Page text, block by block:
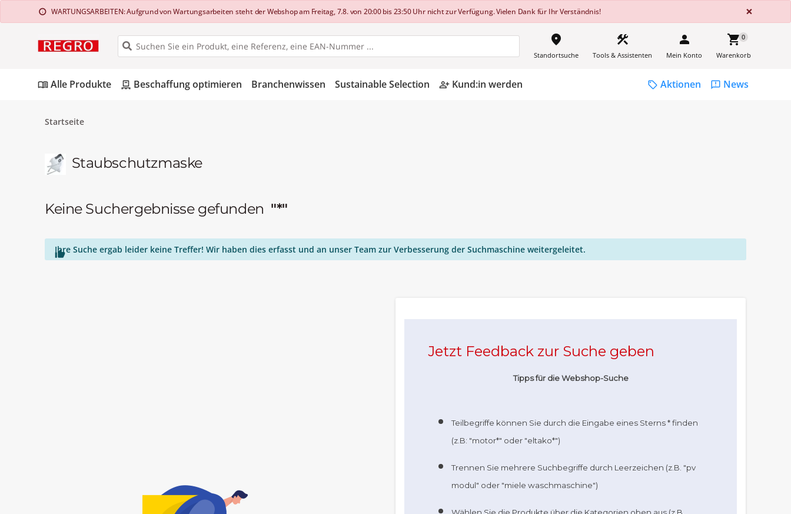
info WARTUNGSARBEITEN: Aufgrund von Wartungsarbeiten steht der Webshop am Freitag, 7.8. von 20:00 bis 23:50 Uhr nicht zur Verfügung. Vielen Dank für Ihr Verständnis! ×
place
Standortsuche
construction
Tools & Assistenten
person
Mein Konto
shopping_cart0
Warenkorb
menu_bookAlle Produkte pallet Beschaffung optimieren Branchenwissen Sustainable Selection person_add_alt Kund:in werden sell Aktionen feedback News
Startseite
Staubschutzmaske
Keine Suchergebnisse gefunden "*"

Ihre Suche ergab leider keine Treffer! Wir haben dies erfasst und an unser Team zur Verbesserung der Suchmaschine weitergeleitet.